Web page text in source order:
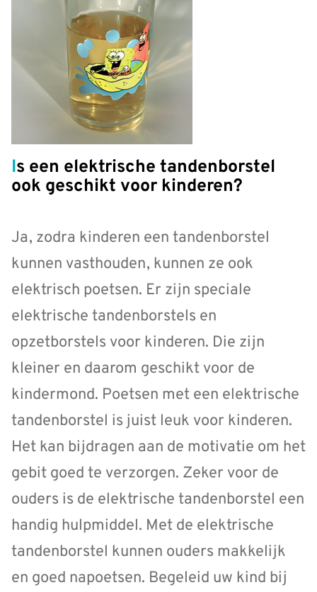
Is een elektrische tandenborstel
ook geschikt voor kinderen?
Ja, zodra kinderen een tandenborstel
kunnen vasthouden, kunnen ze ook
elektrisch poetsen. Er zijn speciale
elektrische tandenborstels en
opzetborstels voor kinderen. Die zijn
kleiner en daarom geschikt voor de
kindermond. Poetsen met een elektrische
tandenborstel is juist leuk voor kinderen.
Het kan bijdragen aan de motivatie om het
gebit goed te verzorgen. Zeker voor de
ouders is de elektrische tandenborstel een
handig hulpmiddel. Met de elektrische
tandenborstel kunnen ouders makkelijk
en goed napoetsen. Begeleid uw kind bij